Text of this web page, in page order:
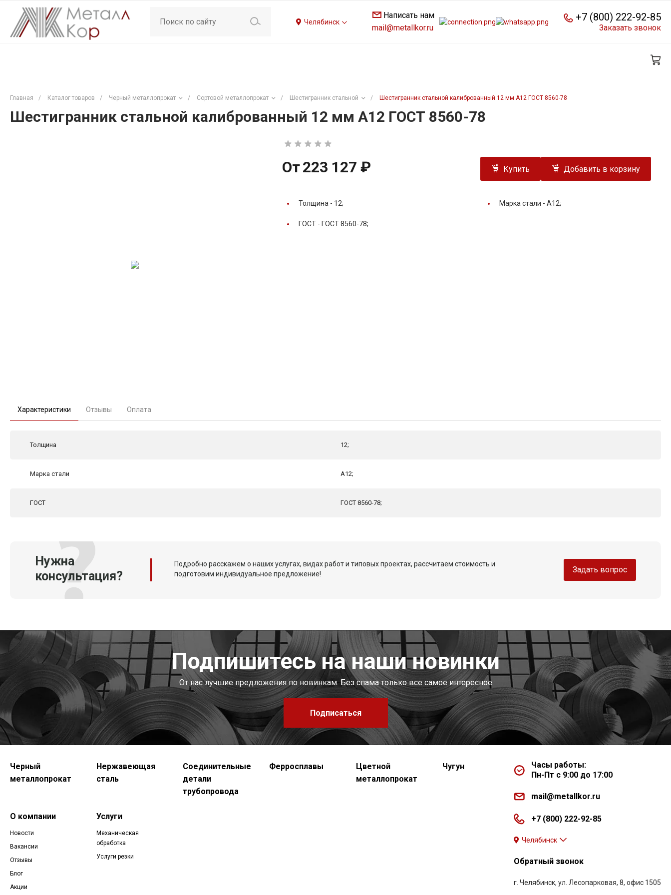
Челябинск
Написать нам
mail@metallkor.ru
+7 (800) 222-92-85
Заказать звонок
Главная / Каталог товаров / Черный металлопрокат / Сортовой металлопрокат / Шестигранник стальной / Шестигранник стальной калиброванный 12 мм А12 ГОСТ 8560-78
Шестигранник стальной калиброванный 12 мм А12 ГОСТ 8560-78
От223 127 ₽ Купить Добавить в корзину
Толщина - 12; Марка стали - А12;
ГОСТ - ГОСТ 8560-78;
Характеристики Отзывы Оплата
Толщина 12;
Марка стали А12;
ГОСТ ГОСТ 8560-78;
Нужна
консультация?
Подробно расскажем о наших услугах, видах работ и типовых проектах, рассчитаем стоимость и
подготовим индивидуальное предложение!
Задать вопрос
Подпишитесь на наши новинки
От нас лучшие предложения по новинкам. Без спама только все самое интересное
Подписаться
Черный
металлопрокат
Нержавеющая
сталь
Соединительные
детали
трубопровода
Ферросплавы
Цветной
металлопрокат
Чугун
О компании
Новости
Вакансии
Отзывы
Блог
Акции
Услуги
Механическая
обработка
Услуги резки
Часы работы:
Пн-Пт с 9:00 до 17:00
mail@metallkor.ru
+7 (800) 222-92-85
Челябинск
Обратный звонок
г. Челябинск, ул. Лесопарковая, 8, офис 1505